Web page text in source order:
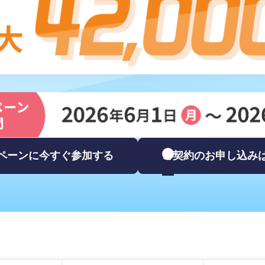
ーンに今すぐ参加する ご契約のお申し込み